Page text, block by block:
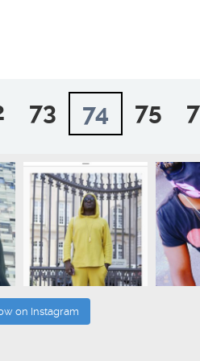
73 74 75
on Instagram